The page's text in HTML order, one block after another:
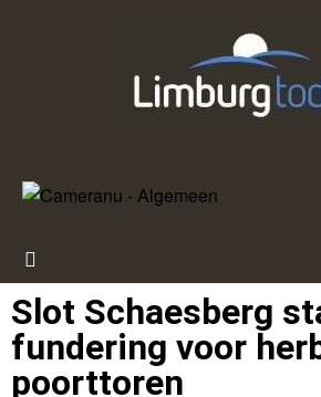
Slot Schaesberg
fundering voor
poorttoren